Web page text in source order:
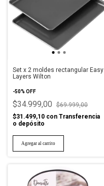
Set x 2 moldes rectangular Easy
Layers Wilton
-50% OFF
$34.999,00
$69.999,00
$31.499,10 con Transferencia
o depósito